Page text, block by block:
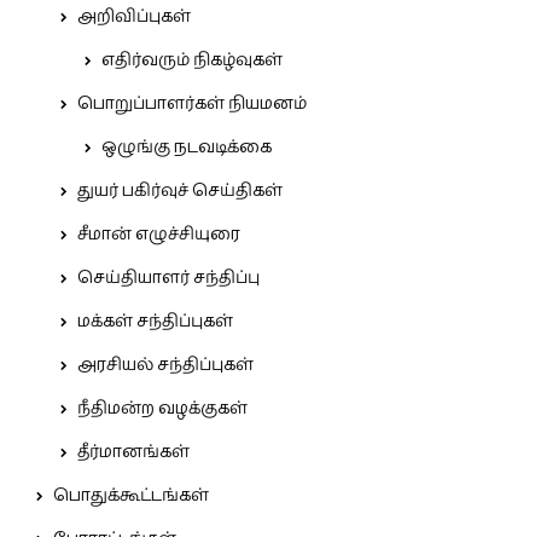
அறிவிப்புகள்
எதிர்வரும் நிகழ்வுகள்
பொறுப்பாளர்கள் நியமனம்
ஒழுங்கு நடவடிக்கை
துயர் பகிர்வுச் செய்திகள்
சீமான் எழுச்சியுரை
செய்தியாளர் சந்திப்பு
மக்கள் சந்திப்புகள்
அரசியல் சந்திப்புகள்
நீதிமன்ற வழக்குகள்
தீர்மானங்கள்
பொதுக்கூட்டங்கள்